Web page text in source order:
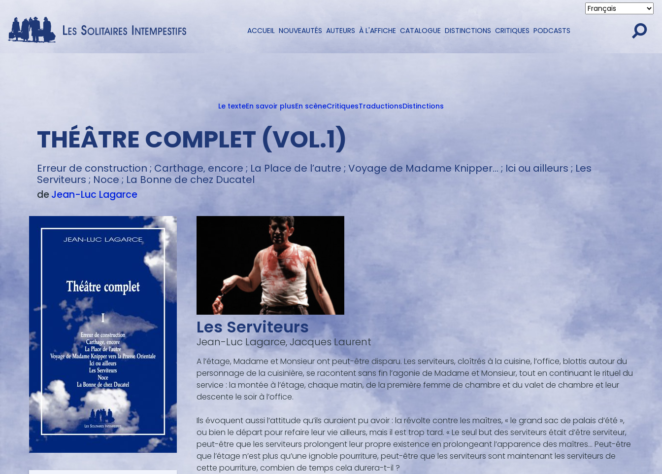
contenu
Navigation
ACCUEIL NOUVEAUTÉS AUTEURS À L'AFFICHE CATALOGUE DISTINCTIONS CRITIQUES PODCASTS
Le texteEn savoir plusEn scèneCritiquesTraductionsDistinctions
THÉÂTRE COMPLET (VOL.1)
Erreur de construction ; Carthage‚ encore ; La Place de l’autre ; Voyage de Madame Knipper... ; Ici ou ailleurs ; Les
Serviteurs ; Noce ; La Bonne de chez Ducatel
deJean-Luc Lagarce
Les Serviteurs
Jean-Luc Lagarce, Jacques Laurent
A l’étage, Madame et Monsieur ont peut-être disparu. Les serviteurs, cloîtrés à la cuisine, l’office, blottis autour du
personnage de la cuisinière, se racontent sans fin l’agonie de Madame et Monsieur, tout en continuant le rituel du
service : la montée à l’étage, chaque matin, de la première femme de chambre et du valet de chambre et leur
descente le soir à l’office.
Ils évoquent aussi l’attitude qu’ils auraient pu avoir : la révolte contre les maîtres, « le grand sac de palais d’été »,
ou bien le départ pour refaire leur vie ailleurs, mais il est trop tard. « Le seul but des serviteurs était d’être serviteur,
peut-être que les serviteurs prolongent leur propre existence en prolongeant l’apparence des maîtres… Peut-être
que l’étage n’est plus qu’une ignoble pourriture, peut-être que les serviteurs sont maintenant les serviteurs de
cette pourriture, combien de temps cela durera-t-il ?